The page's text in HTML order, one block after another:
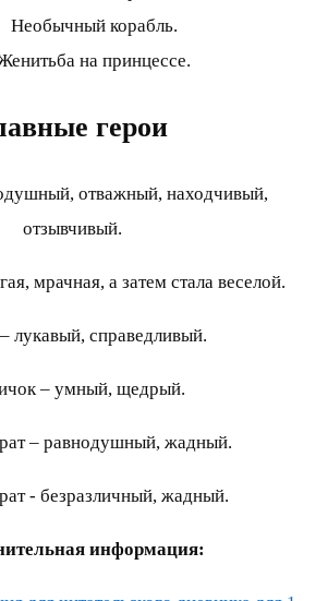
Необычный корабль.
на принцессе.
герои
отважный, находчивый,
отзывчивый.
мрачная, а затем стала веселой.
лукавый, справедливый.
– умный, щедрый.
– равнодушный, жадный.
- безразличный, жадный.
информация: